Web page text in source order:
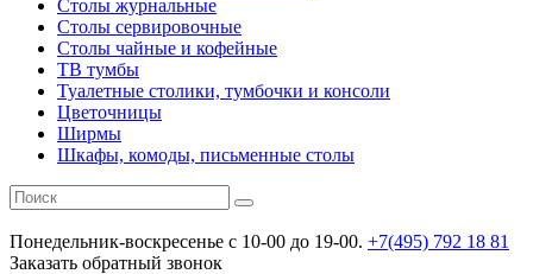
Столы журнальные
Столы сервировочные
Столы чайные и кофейные
ТВ тумбы
Туалетные столики, тумбочки и консоли
Цветочницы
Ширмы
Шкафы, комоды, письменные столы
Понедельник-воскресенье c 10-00 до 19-00. +7(495) 792 18 81
Заказать обратный звонок